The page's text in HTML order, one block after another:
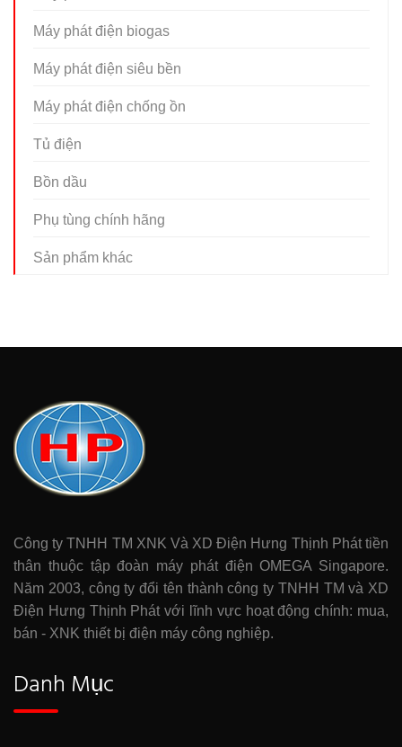
Máy phát điện biogas
Máy phát điện siêu bền
Máy phát điện chống ồn
Tủ điện
Bồn dầu
Phụ tùng chính hãng
Sản phẩm khác
Công ty TNHH TM XNK Và XD Điện Hưng Thịnh Phát tiền
thân thuộc tập đoàn máy phát điện OMEGA Singapore.
Năm 2003, công ty đổi tên thành công ty TNHH TM và XD
Điện Hưng Thịnh Phát với lĩnh vực hoạt động chính: mua,
bán - XNK thiết bị điện máy công nghiệp.
Danh Mục